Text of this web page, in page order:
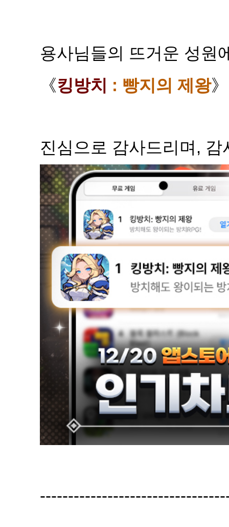
용사님들의 뜨거운 성원
《킹방치 : 빵지의 제왕
진심으로 감사드리며,